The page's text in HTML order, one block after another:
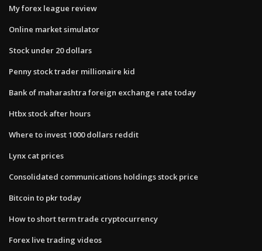
My forex league review
Online market simulator
Stock under 20 dollars
Penny stock trader millionaire kid
Bank of maharashtra foreign exchange rate today
Htbx stock after hours
Where to invest 1000 dollars reddit
Lynx cat prices
Consolidated communications holdings stock price
Bitcoin to pkr today
How to short term trade cryptocurrency
Forex live trading videos